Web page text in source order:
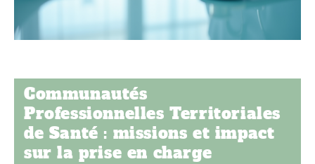
Communautés
Professionnelles Territoriales
de Santé : missions et impact
sur la prise en charge